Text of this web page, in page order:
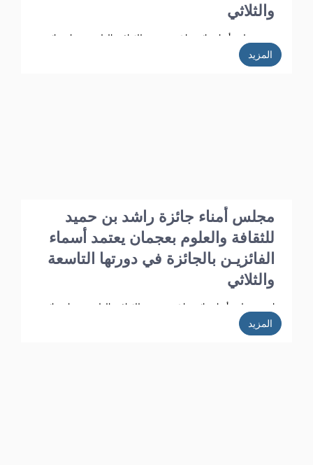
والثلاثي
عتمد مجلس أمناء جائزة راشد بن حميد للثقافة والعلوم بعجمان نتائج
عقد برئاسة الدكتور أ.د. خليفـة الشعالـي وبحضور الأعضاء: أ.د. عبد الله
المزيد
مجلس أمناء جائزة راشد بن حميد
للثقافة والعلوم بعجمان يعتمد أسماء
الفائزيـن بالجائزة في دورتها التاسعة
والثلاثي
اعتمد مجلس أمناء جائزة راشد بن حميد للثقافة والعلوم بعجمان نتائج
عقد برئاسة الدكتور أ.د. خليفـة الشعالـي وبحضور الأعضاء: ، أ.د. عبد
المزيد